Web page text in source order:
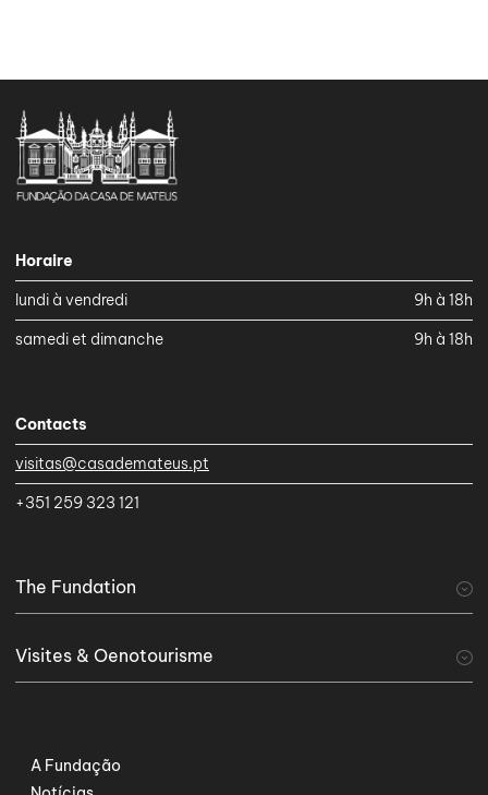
Horaire
lundi à vendredi
9h à 18h
samedi et dimanche
9h à 18h
Contacts
visitas@casademateus.pt
+351 259 323 121
The Fundation
Visites & Oenotourisme
Serviços Especiais
A Fundação